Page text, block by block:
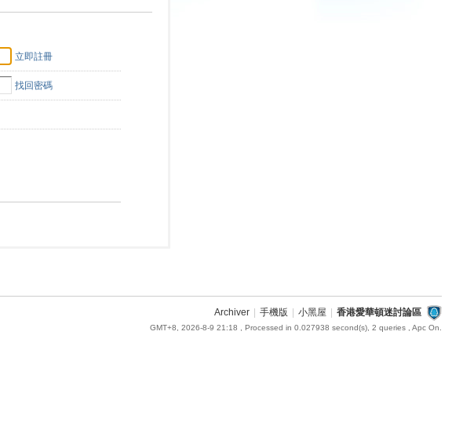
立即註冊
找回密碼
Archiver 手機版 小黑屋 香港愛華頓迷討論區
GMT+8, 2026-8-9 21:18 , Processed in 0.027938 second(s), 2 queries , Apc On.